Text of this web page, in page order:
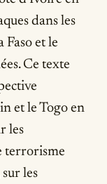
dans les
Faso et le
Ce texte
et le Togo en
les
terrorisme
les